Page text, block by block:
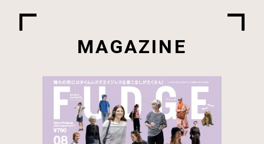
MAGAZINE